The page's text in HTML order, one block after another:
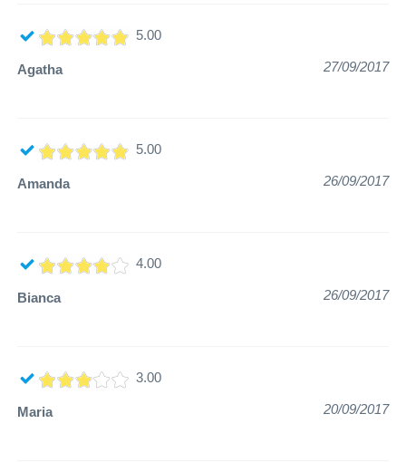
5.00
Agatha 27/09/2017
5.00
Amanda 26/09/2017
4.00
Bianca 26/09/2017
3.00
Maria 20/09/2017